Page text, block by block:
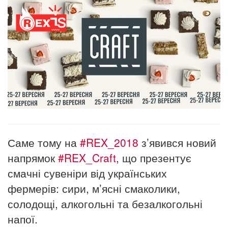
Саме тому на #REX_2018 з’явився новий
напрямок #REX_Craft, що презентує
смачні сувеніри від українських
фермерів: сири, м’ясні смаколики,
солодощі, алкогольні та безалкогольні
напої.